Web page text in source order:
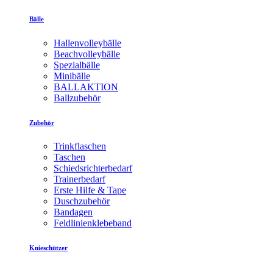
Bälle
Hallenvolleybälle
Beachvolleybälle
Spezialbälle
Minibälle
BALLAKTION
Ballzubehör
Zubehör
Trinkflaschen
Taschen
Schiedsrichterbedarf
Trainerbedarf
Erste Hilfe & Tape
Duschzubehör
Bandagen
Feldlinienklebeband
Knieschützer